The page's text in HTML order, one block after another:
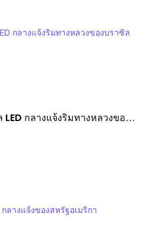
กลางแจ้งริมทางหลวงของ